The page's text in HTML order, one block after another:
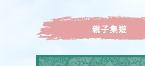
親子集遊